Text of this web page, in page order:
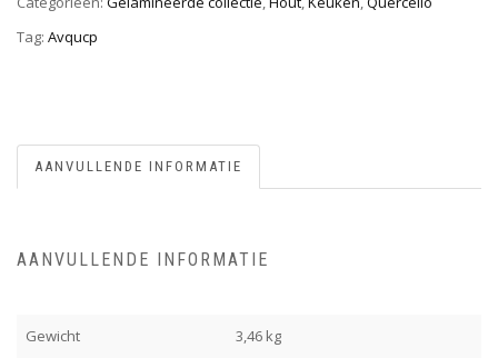
Tag: Avqucp
AANVULLENDE INFORMATIE
AANVULLENDE INFORMATIE
Gewicht 3,46 kg